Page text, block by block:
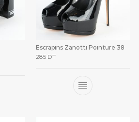
Escrapins Zanotti Pointure 38
285 DT